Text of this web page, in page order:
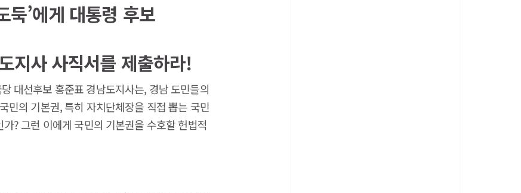
둑’에게 대통령 후보
지사 사직서를 제출하라!
대선후보 홍준표 경남도지사는, 경남 도민들의
민의 기본권, 특히 자치단체장을 직접 뽑는 국민
? 그런 이에게 국민의 기본권을 수호할 헌법적